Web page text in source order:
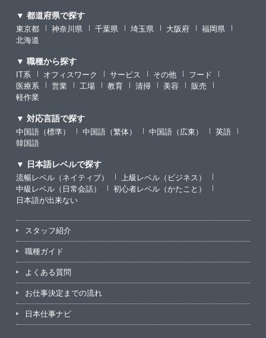
▼ 都道府県で探す
東京都 神奈川県 千葉県 埼玉県 大阪府
福岡県
北海道
▼ 職種から探す
IT系 オフィスワーク サービス その他
フード
医療系
営業 工場 教育 清掃 美容
販売
軽作業
▼ 対応言語で探す
中国語（標準） 中国語（繁体） 中国語（広東）
英語
韓国語
▼ 日本語レベルで探す
流暢レベル（ネイティブ）
上級レベル（ビジネス）
中級レベル（日常会話）
初心者レベル（かたこと）
日本語が出来ない
スタッフ紹介
職種ガイド
よくある質問
お仕事決定までの流れ
日本仕事ナビ